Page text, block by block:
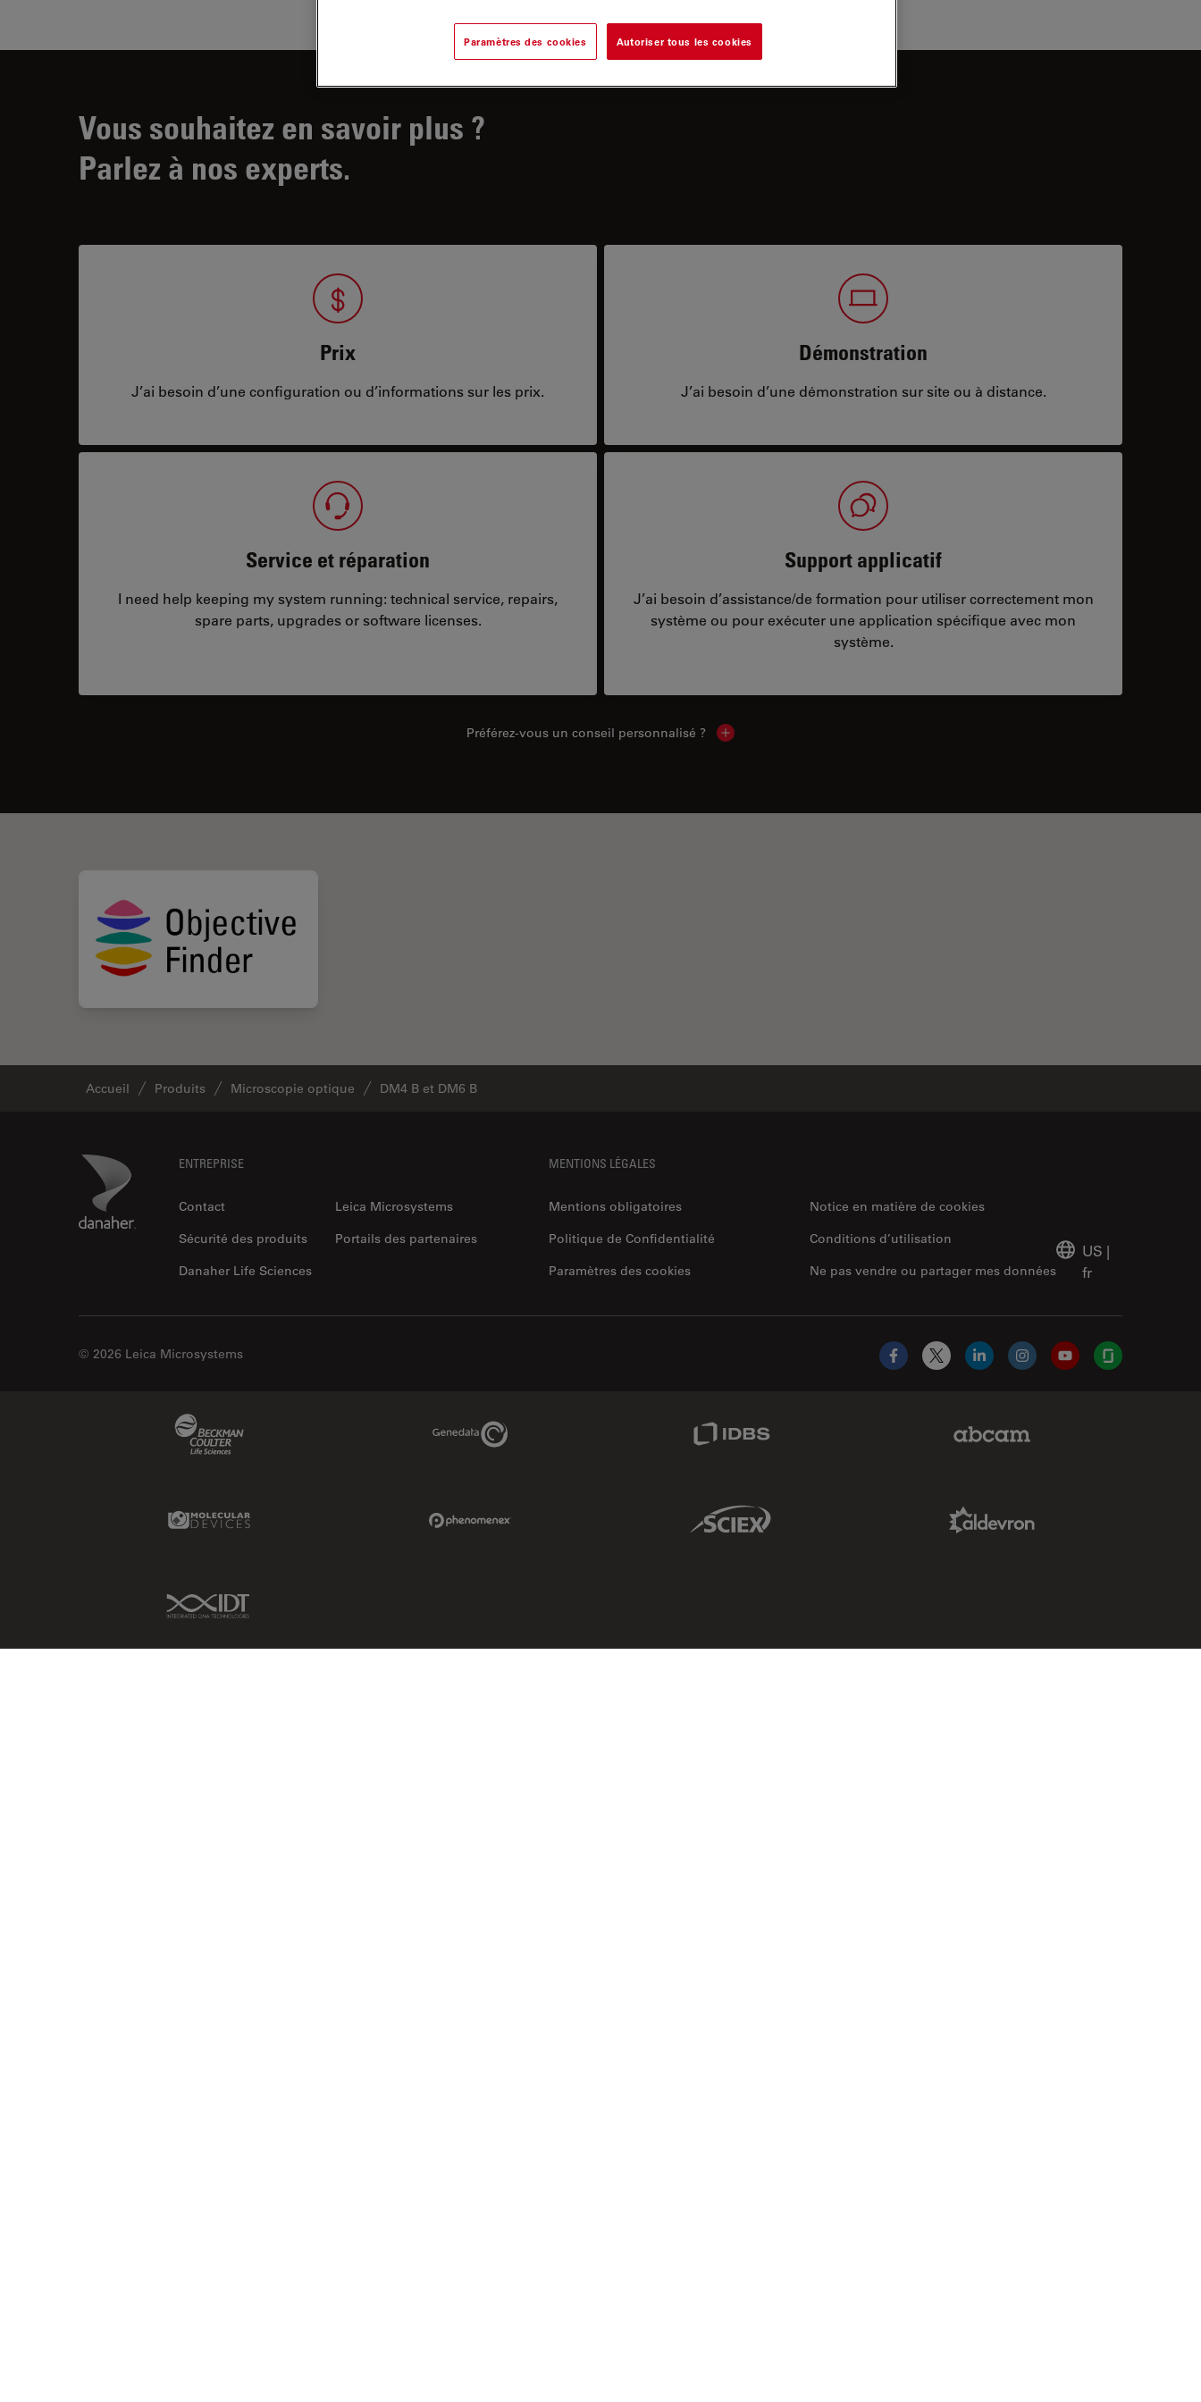
Vous souhaitez en savoir plus ?
Parlez à nos experts.
Prix
J’ai besoin d’une configuration ou d’informations sur les prix.
Démonstration
J’ai besoin d’une démonstration sur site ou à distance.
Service et réparation
I need help keeping my system running: technical service, repairs,
spare parts, upgrades or software licenses.
Support applicatif
J’ai besoin d’assistance/de formation pour utiliser correctement mon
système ou pour exécuter une application spécifique avec mon
système.
Préférez-vous un conseil personnalisé ? Show local contacts
Accueil Produits Microscopie optique DM4 B et DM6 B
Danaher Logo ENTREPRISE
Contact
Leica Microsystems
Sécurité des produits
Portails des partenaires
Danaher Life Sciences
MENTIONS LÉGALES
Mentions obligatoires
Notice en matière de cookies
Politique de Confidentialité
Ne pas vendre ou partager mes données
Conditions d’utilisation
Paramètres des cookies
US |
fr
© 2026 Leica Microsystems
Facebook
X LinkedInInstagramYouTubeGlassdoor
Genedata Link
Molecular Devices Link Sciex Link
IDT Link
Paramètres des cookies Autoriser tous les cookies